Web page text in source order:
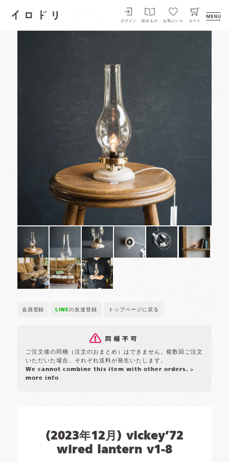
イロドリ
ログイン 読みもの お気にいり カート
会員登録 LINEの友達登録 トップページに戻る
ご注文後の同梱（注文のおまとめ）はできません。複数回ご注文
いただいた場合、それぞれ送料が発生いたします。
We cannot combine this item with other orders. >
more info
(2023年12月) vickey’72
wired lantern v1-8